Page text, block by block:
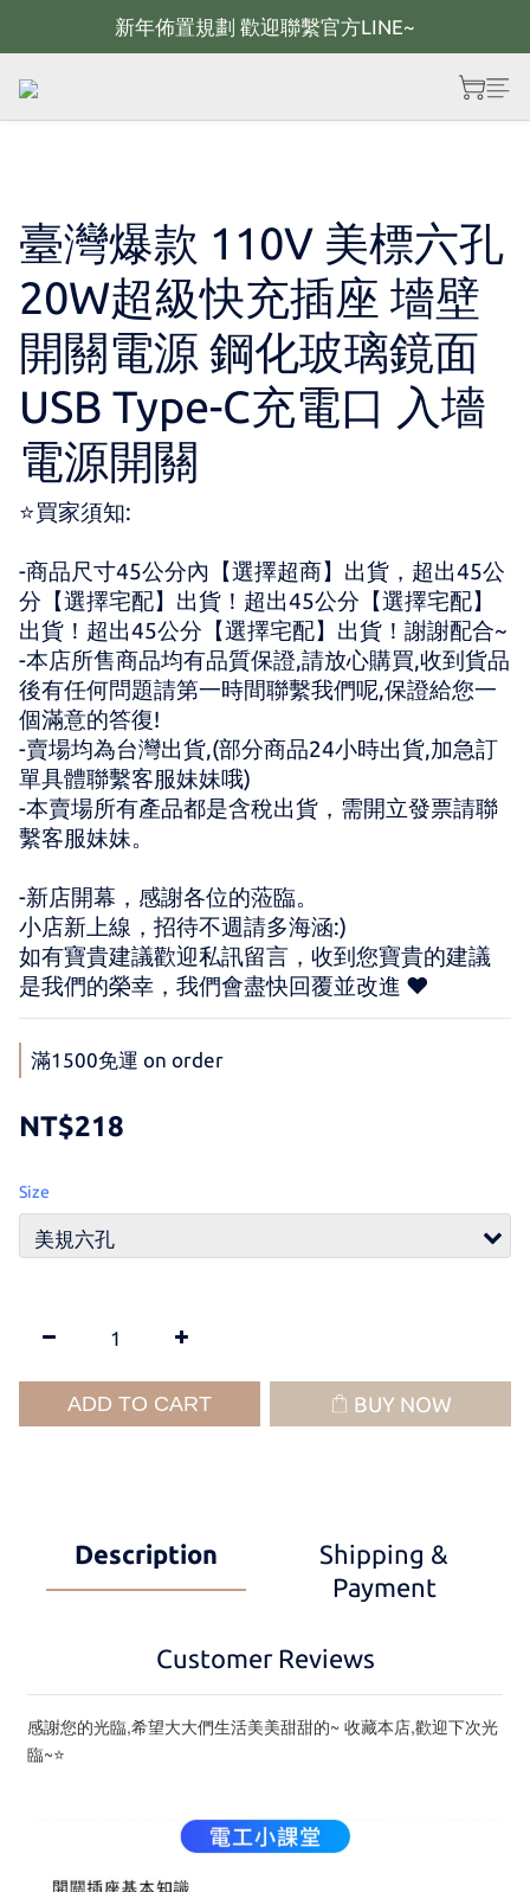
新年佈置規劃 歡迎聯繫官方LINE~
新年佈置規劃 歡迎聯繫官方LINE~
新年燈飾 現貨供應；大量採購 歡迎聯繫官方line
臺灣爆款 110V 美標六孔
20W超級快充插座 墻壁
開關電源 鋼化玻璃鏡面
USB Type-C充電口 入墻
電源開關
⭐買家須知:
-商品尺寸45公分內【選擇超商】出貨，超出45公
分【選擇宅配】出貨！超出45公分【選擇宅配】
出貨！超出45公分【選擇宅配】出貨！謝謝配合~
-本店所售商品均有品質保證,請放心購買,收到貨品
後有任何問題請第一時間聯繫我們呢,保證給您一
個滿意的答復!
-賣場均為台灣出貨,(部分商品24小時出貨,加急訂
單具體聯繫客服妹妹哦)
-本賣場所有產品都是含稅出貨，需開立發票請聯
繫客服妹妹。
-新店開幕，感謝各位的蒞臨。
小店新上線，招待不週請多海涵:)
如有寶貴建議歡迎私訊留言，收到您寶貴的建議
是我們的榮幸，我們會盡快回覆並改進 ♥
滿1500免運 on order
NT$218
Size
ADD TO CART BUY NOW
Description
Shipping &
Payment
Customer Reviews
感謝您的光臨,希望大大們生活美美甜甜的~ 收藏本店,歡迎下次光
臨~⭐